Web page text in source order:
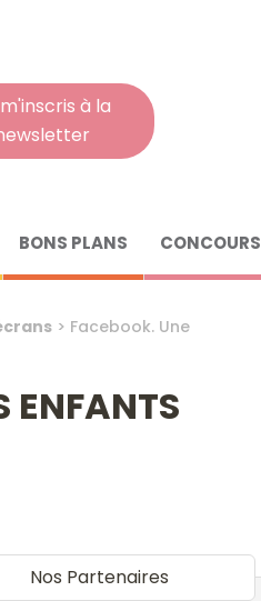
à la
BONS PLANS CONCOURS
> Facebook. Une
ENFANTS
Nos Partenaires